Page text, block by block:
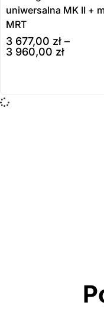
uniwersalna MK II +
MRT
3 677,00 zł –
3 960,00 zł
dostępny